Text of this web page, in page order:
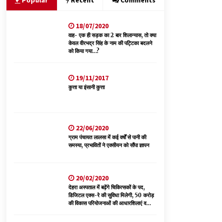
भवन एवं अन्य सन्निर्माण कामगार शीघ्र करवाएं ई-श्रम
पोर्टल पर पंजीकरण
05/08/2026
के खिलाफ कल शिमला में प्रदर्शन, मानसून सत्र में सरकार
को घेरने की तैयारी
नीतियों को धरातल पर उतारने के लिए सरकार प्रतिबद्ध
04/08/2026
18/07/2020
वाह- एक ही सड़क का 2 बार शिलान्यास, तो क्या
केवल वीरभद्र सिंह के नाम की पट्टिका बदलने
को किया गया…?
19/11/2017
कुत्ता या इंसानी कुत्ता
22/06/2020
ग्राम पंचायत लालसा में कई वर्षों से पानी की
समस्या, प्रभावितों ने एक्सीयन को सौंपा ज्ञापन
20/02/2020
देहरा अस्पताल में बढ़ेंगे चिकित्सकों के पद,
डिजिटल एक्स-रे की सुविधा मिलेगी, 50 करोड़
की विकास परियोजनाओं की आधारशिलाएं व